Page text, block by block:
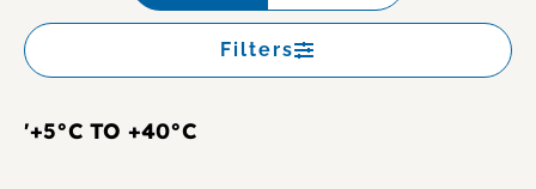
Filters
'+5°C TO +40°C